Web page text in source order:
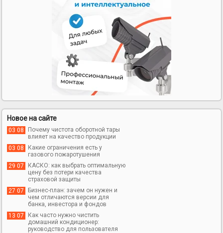
Новое на сайте
03 08
Почему чистота оборотной тары
влияет на качество продукции
03 08
Какие ограничения есть у
газового пожаротушения
29 07
КАСКО: как выбрать оптимальную
цену без потери качества
страховой защиты
27 07
Бизнес-план: зачем он нужен и
чем отличаются версии для
банка, инвестора и фондов
13 07
Как часто нужно чистить
домашний кондиционер:
руководство для пользователя